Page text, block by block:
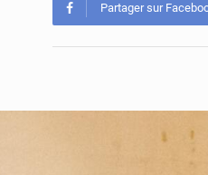
Partager sur